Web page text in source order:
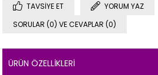
TAVSIYE ET
YORUM YAZ
SORULAR (0) VE CEVAPLAR (0)
ÜRÜN ÖZELLIKLERI